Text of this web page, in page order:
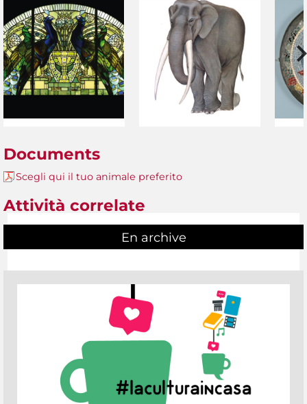
Documents
Scegli qui il tuo animale preferito
Attività correlate
En archive